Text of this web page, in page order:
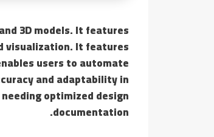
3D models. It features
visualization. It features
users to automate
and adaptability in
optimized design
documentation.